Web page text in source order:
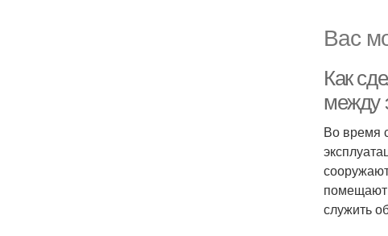
Вас
Как
между
Во время
помещают
служить